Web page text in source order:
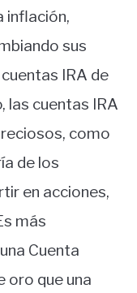
inflación,
sus
IRA de
las cuentas IRA
como
de los
en acciones,
más
Cuenta
oro que una